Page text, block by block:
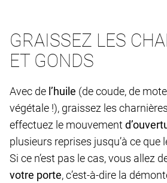
GRAISSEZ LES
ET GONDS
Avec de l’huile (de coude, de
végétale !), graissez les
effectuez le mouvement
plusieurs reprises jusqu’à ce que
Si ce n’est pas le cas, vous allez
votre porte, c’est-à-dire la